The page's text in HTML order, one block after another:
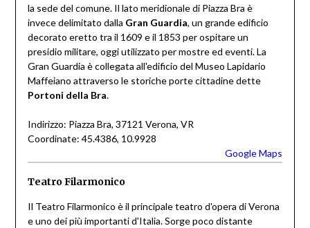
la sede del comune. Il lato meridionale di Piazza Bra è
invece delimitato dalla Gran Guardia, un grande edificio
decorato eretto tra il 1609 e il 1853 per ospitare un
presidio militare, oggi utilizzato per mostre ed eventi. La
Gran Guardia è collegata all'edificio del Museo Lapidario
Maffeiano attraverso le storiche porte cittadine dette
Portoni della Bra.
Indirizzo: Piazza Bra, 37121 Verona, VR
Coordinate: 45.4386, 10.9928
Google Maps
Teatro Filarmonico
Il Teatro Filarmonico è il principale teatro d'opera di Verona
e uno dei più importanti d'Italia. Sorge poco distante